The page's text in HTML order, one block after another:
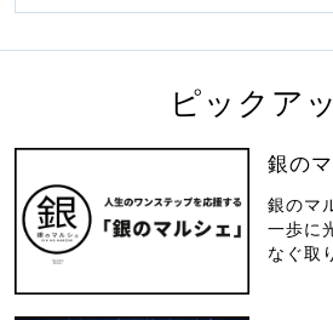
ピックア
銀の
銀のマ
一歩に
なぐ取